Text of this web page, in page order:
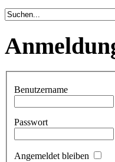
Benutzername
Passwort
Angemeldet bleiben